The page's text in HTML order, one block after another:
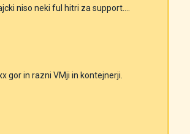
niso neki ful hitri za support....
gor in razni VMji in kontejnerji.